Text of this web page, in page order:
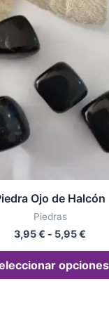
Ojo de Halcón
Piedras
3,95€ - 5,95€
3,95
opciones